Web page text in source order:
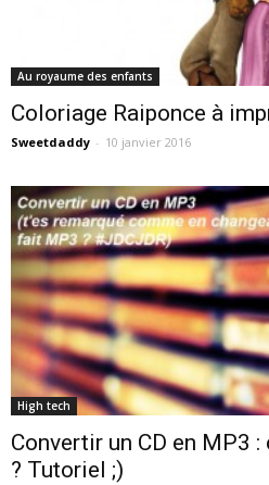
Au royaume des enfants
Coloriage Raiponce à
Sweetdaddy - 10 janvier 2016
High tech
Convertir un CD en MP3
? Tutoriel ;)